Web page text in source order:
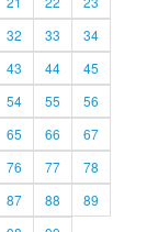
32 33
34
43 44
45
54 55
56
65 66
67
76 77
78
87 88
89